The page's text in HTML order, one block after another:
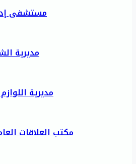
مستشفى
مديرية
مديرية
مكتب العلاقات